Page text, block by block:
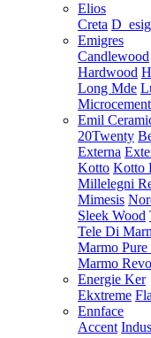
Elios
Creta
Emigres
Candlewood
Hardwood
Long Mde
Emil
20Twenty
Externa
Kotto Kotto
Millelegni
Mimesis
Sleek Wood
Tele Di
Marmo
Marmo
Energie Ker
Ekxtreme
Ennface
Accent